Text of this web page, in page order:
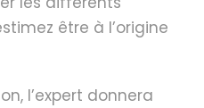
être à l’origine
l’expert donnera